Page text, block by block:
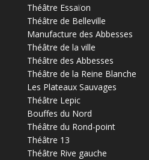
Théâtre Essaïon
Théâtre de Belleville
Manufacture des Abbesses
Théâtre de la ville
Théâtre des Abbesses
Théâtre de la Reine Blanche
Les Plateaux Sauvages
Théâtre Lepic
Bouffes du Nord
Théâtre du Rond-point
Théâtre 13
Théâtre Rive gauche